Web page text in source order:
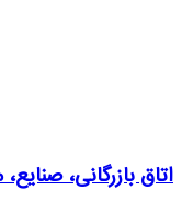
اتاق بازرگانی،